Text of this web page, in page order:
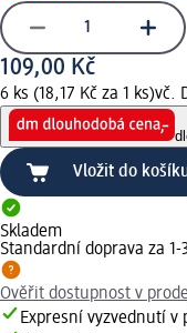
109,00 Kč
6 ks (18,17 Kč za 1 ks)vč.
Vložit do
Skladem
Standardní doprava za
Ověřit dostupnost v
Expresní vyzvednutí